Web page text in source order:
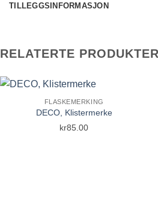
TILLEGGSINFORMASJON
RELATERTE PRODUKTER
FLASKEMERKING
DECO, Klistermerke
kr85.00